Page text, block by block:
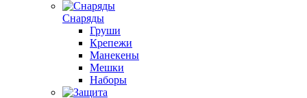
Снаряды
Груши
Крепежи
Манекены
Мешки
Наборы